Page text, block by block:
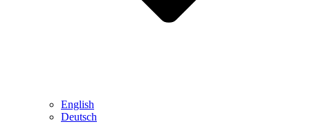
English
Deutsch